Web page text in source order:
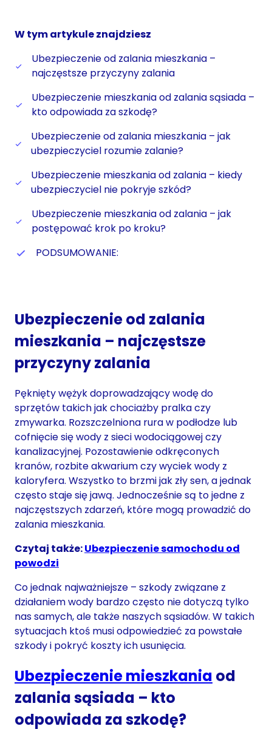
W tym artykule znajdziesz
Ubezpieczenie od zalania mieszkania –
najczęstsze przyczyny zalania
Ubezpieczenie mieszkania od zalania sąsiada –
kto odpowiada za szkodę?
Ubezpieczenie od zalania mieszkania – jak
ubezpieczyciel rozumie zalanie?
Ubezpieczenie mieszkania od zalania – kiedy
ubezpieczyciel nie pokryje szkód?
Ubezpieczenie mieszkania od zalania – jak
postępować krok po kroku?
PODSUMOWANIE:
Ubezpieczenie od zalania
mieszkania – najczęstsze
przyczyny zalania
Pęknięty wężyk doprowadzający wodę do
sprzętów takich jak chociażby pralka czy
zmywarka. Rozszczelniona rura w podłodze lub
cofnięcie się wody z sieci wodociągowej czy
kanalizacyjnej. Pozostawienie odkręconych
kranów, rozbite akwarium czy wyciek wody z
kaloryfera. Wszystko to brzmi jak zły sen, a jednak
często staje się jawą. Jednocześnie są to jedne z
najczęstszych zdarzeń, które mogą prowadzić do
zalania mieszkania.
Czytaj także:Ubezpieczenie samochodu od
powodzi
Co jednak najważniejsze – szkody związane z
działaniem wody bardzo często nie dotyczą tylko
nas samych, ale także naszych sąsiadów. W takich
sytuacjach ktoś musi odpowiedzieć za powstałe
szkody i pokryć koszty ich usunięcia.
Ubezpieczenie mieszkania od
zalania sąsiada – kto
odpowiada za szkodę?